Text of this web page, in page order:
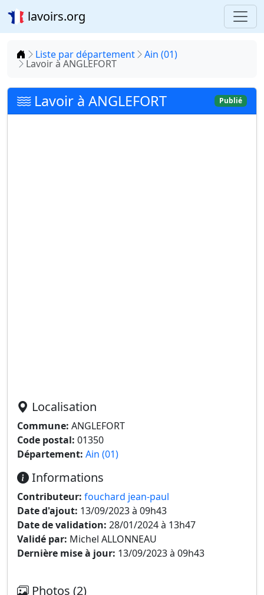
lavoirs.org
Accueil
Liste par département Ain (01)
Lavoir à ANGLEFORT
Lavoir à ANGLEFORT Publié
Localisation
Commune: ANGLEFORT
Code postal: 01350
Département: Ain (01)
Informations
Contributeur: fouchard jean-paul
Date d'ajout: 13/09/2023 à 09h43
Date de validation: 28/01/2024 à 13h47
Validé par: Michel ALLONNEAU
Dernière mise à jour: 13/09/2023 à 09h43
Photos (2)